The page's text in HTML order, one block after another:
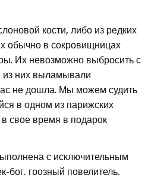
кости, либо из редких
обычно в сокровищницах
Их невозможно выбросить с
из них выламывали
не дошла. Мы можем судить
в одном из парижских
свое время в подарок
с исключительным
бог, грозный повелитель,